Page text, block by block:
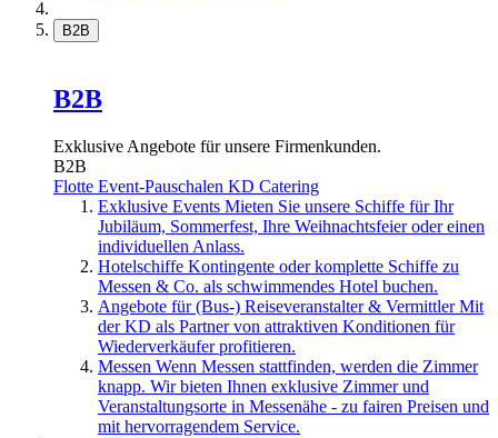
B2B
B2B
Exklusive Angebote für unsere Firmenkunden.
B2B
Flotte Event-Pauschalen KD Catering
Exklusive Events Mieten Sie unsere Schiffe für Ihr
Jubiläum, Sommerfest, Ihre Weihnachtsfeier oder einen
individuellen Anlass.
Hotelschiffe Kontingente oder komplette Schiffe zu
Messen & Co. als schwimmendes Hotel buchen.
Angebote für (Bus-) Reiseveranstalter & Vermittler Mit
der KD als Partner von attraktiven Konditionen für
Wiederverkäufer profitieren.
Messen Wenn Messen stattfinden, werden die Zimmer
knapp. Wir bieten Ihnen exklusive Zimmer und
Veranstaltungsorte in Messenähe - zu fairen Preisen und
mit hervorragendem Service.